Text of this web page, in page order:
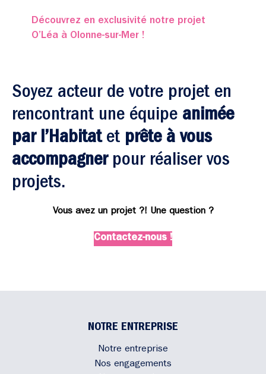
Découvrez en exclusivité notre projet
O’Léa à Olonne-sur-Mer !
Soyez acteur de votre projet en
rencontrant une équipe animée
par l’Habitatet prête à vous
accompagnerpour réaliser vos
projets.
Vous avez un projet ?! Une question ?
Contactez-nous !
NOTRE ENTREPRISE
Notre entreprise
Nos engagements